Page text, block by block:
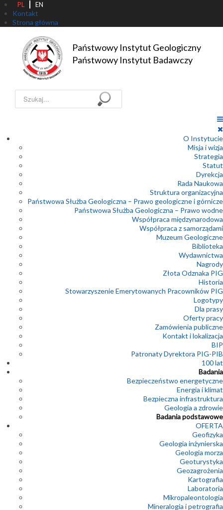
PL EN
Kontakt
Strona główna
Państwowy Instytut Geologiczny
Państwowy Instytut Badawczy
Szukaj...
O Instytucie
Misja i wizja
Strategia
Statut
Dyrekcja
Rada Naukowa
Struktura organizacyjna
Państwowa Służba Geologiczna – Prawo geologiczne i górnicze
Państwowa Służba Geologiczna – Prawo wodne
Współpraca międzynarodowa
Współpraca z samorządami
Muzeum Geologiczne
Biblioteka
Wydawnictwa
Nagrody
Złota Odznaka PIG
Historia
Stowarzyszenie Emerytowanych Pracowników PIG
Logotypy
Dla prasy
Oferty pracy
Zamówienia publiczne
Kontakt i lokalizacja
BIP
Patronaty Dyrektora PIG-PIB
100 lat
Badania
Bezpieczeństwo energetyczne
Energia i klimat
Bezpieczna infrastruktura
Geologia a zdrowie
Badania podstawowe
OFERTA
Geofizyka
Geologia inżynierska
Geologia morza
Geoturystyka
Geozagrożenia
Kartografia
Laboratoria
Mikropaleontologia
Mineralogia i petrografia